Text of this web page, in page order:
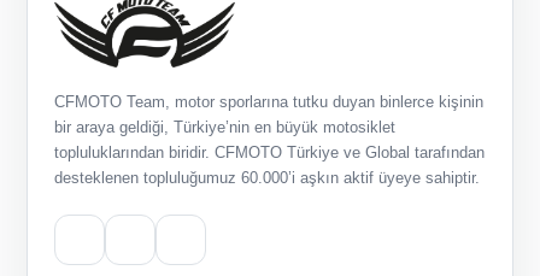
CFMOTO Team, motor sporlarına tutku duyan binlerce kişinin
bir araya geldiği, Türkiye’nin en büyük motosiklet
topluluklarından biridir. CFMOTO Türkiye ve Global tarafından
desteklenen topluluğumuz 60.000’i aşkın aktif üyeye sahiptir.